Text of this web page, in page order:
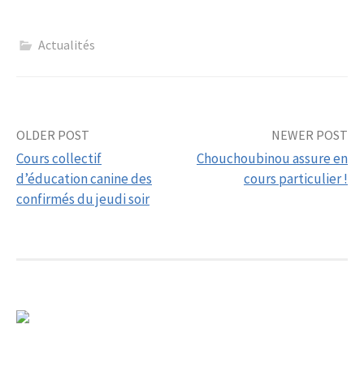
Actualités
Post
navigation
OLDER POST
Cours collectif
d’éducation canine des
confirmés du jeudi soir
NEWER POST
Chouchoubinou assure en
cours particulier !